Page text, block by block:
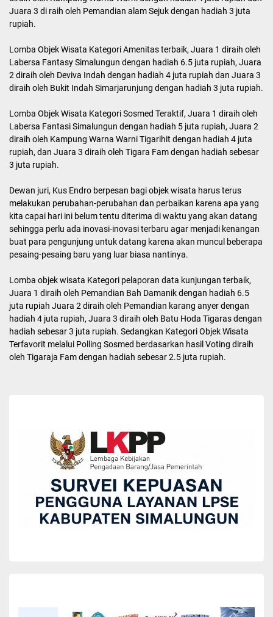
Sementara itu, Plt Bupati Simalungun diwakili Asisten Administrasi
dan Umum Akmal H Siregar juga menyampaikan apresiasi dan
Simalungun’. dan berharap penghargaan ini memotivasi pemenang
untuk terus berinovasi dan meningkatkan kualitas layanan.
“Bagi Objek wisata dan Pokdarwis yang mendapat juara nominasi
Pariwisata Simalungun. Terima kasih atas kegigihan dan kerja
keras Kadisbudparekraf Simalungun dalam menggairahkan dan
meningkatkan Pariwisata Kabupaten Simalungun,”ucap Akmal.
Berikut para juara dari berbagai kategori lomab: Lomba Pokdarwis,
juta rupiah, Juara 2 diraih oleh Pokdarwis Kampung Warna Warni
Tigarihit dengan hadiah sebesar 3 juta rupiah, dan Juara 3 di raih
oleh Pokdarwis Panorama Tigaras dengan hadiah sebesar 1.5 juta
rupiah.
Lomba Objek Wisata Kategori Sapta Pesona, Juara 1 diraih oleh
diraih oleh Kampung Warna Warni dengan hadiah 4 juta rupiah dan
Juara 3 di raih oleh Pemandian alam Sejuk dengan hadiah 3 juta
rupiah.
Lomba Objek Wisata Kategori Amenitas terbaik, Juara 1 diraih oleh
Labersa Fantasy Simalungun dengan hadiah 6.5 juta rupiah, Juara
2 diraih oleh Deviva Indah dengan hadiah 4 juta rupiah dan Juara 3
rupiah, dan Juara 3 diraih oleh Tigara Fam dengan hadiah sebesar
3 juta rupiah.
Dewan juri, Kus Endro berpesan bagi objek wisata harus terus
melakukan perubahan-perubahan dan perbaikan karena apa yang
kita capai hari ini belum tentu diterima di waktu yang akan datang
sehingga perlu ada inovasi-inovasi terbaru agar menjadi kenangan
buat para pengunjung untuk datang karena akan muncul beberapa
hadiah sebesar 3 juta rupiah. Sedangkan Kategori Objek Wisata